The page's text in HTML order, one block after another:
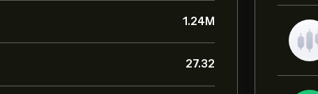
1.24M
27.32